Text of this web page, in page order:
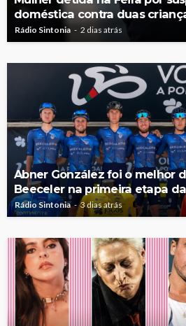
doméstica contra duas
Rádio Sintonia 2 dias atrás
Abner González foi o melhor
Beeceler na primeira etapa
Rádio Sintonia 3 dias atrás